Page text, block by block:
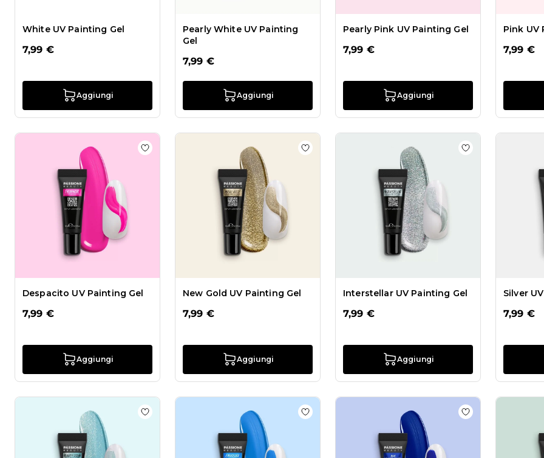
White UV Painting Gel
7,99 €
Aggiungi
Pearly White UV Painting
Gel
7,99 €
Aggiungi
Pearly Pink UV Painting Gel
7,99 €
Aggiungi
Pink UV
7,99 €
Despacito UV Painting Gel
7,99 €
Aggiungi
Aggiungi alla wishlist Despacito UV Painting Gel
New Gold UV Painting Gel
7,99 €
Aggiungi
Aggiungi alla wishlist New Gold UV Painting Gel
Interstellar UV Painting Gel
7,99 €
Aggiungi
Aggiungi alla
Silver
7,99 €
Aggiungi alla wishlist Pearly Ocean UV Painting GelAggiungi alla wishlist Envolver UV Painting Gel
Aggiungi alla